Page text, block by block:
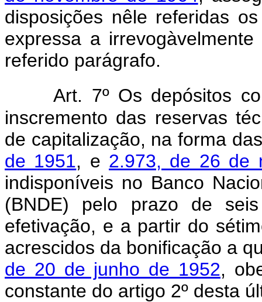
disposições nêle referidas
expressa a
referido parágrafo.
Art. 7º Os depósitos
inscremento das reservas
de capitalização, na forma
de 1951, e 2.973, de 26 de
indisponíveis no Banco
(BNDE) pelo prazo de
efetivação, e a partir do
acrescidos da bonificação a
de 20 de junho de 1952,
constante do artigo 2º desta